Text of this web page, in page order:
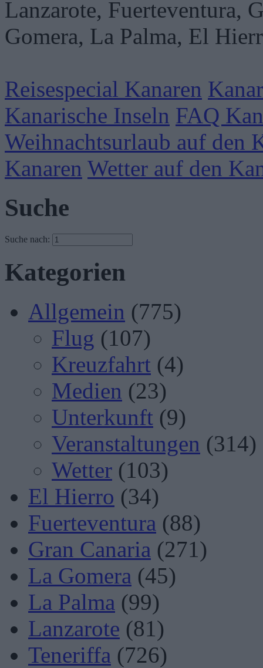
Reisespecial Kanaren
Kanarische Inseln FAQ
Weihnachtsurlaub auf den
Kanaren Wetter auf den
Suche
Suche nach:
Kategorien
Allgemein (775)
Flug (107)
Kreuzfahrt (4)
Medien (23)
Unterkunft (9)
Veranstaltungen (314)
Wetter (103)
El Hierro (34)
Fuerteventura (88)
Gran Canaria (271)
La Gomera (45)
La Palma (99)
Lanzarote (81)
Teneriffa (726)